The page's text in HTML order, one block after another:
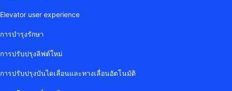
Elevator user experience
การบำรุงรักษา
การปรับปรุงลิฟต์ใหม่
การปรับปรุงบันไดเลื่อนและทางเลื่อนอัตโนมัติ